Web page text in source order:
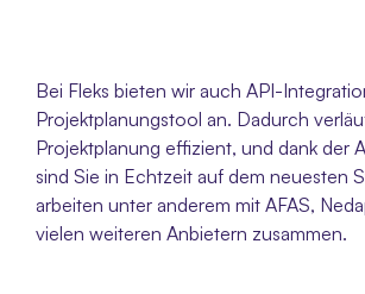
Bei Fleks bieten wir auch API-
Projektplanungstool an. Dadurch
Projektplanung effizient, und dank der
sind Sie in Echtzeit auf dem neuesten
arbeiten unter anderem mit AFAS,
vielen weiteren Anbietern zusammen.